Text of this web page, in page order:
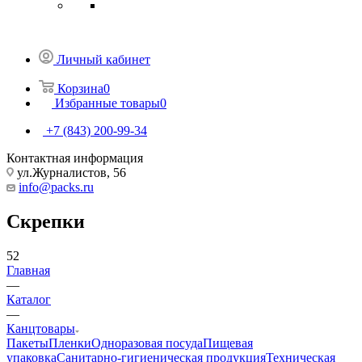
Личный кабинет
Корзина0
Избранные товары0
+7 (843) 200-99-34
Контактная информация
ул.Журналистов, 56
info@packs.ru
Скрепки
52
Главная
—
Каталог
—
Канцтовары
ПакетыПленкиОдноразовая посудаПищевая
упаковкаСанитарно-гигиеническая продукцияТехническая